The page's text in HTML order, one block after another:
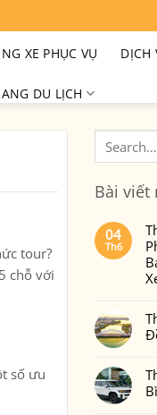
XE PHỤC VỤ DỊCH
DU LỊCH
tour?
chỗ với
số ưu
Bài viết
04
Th6
ở
7
Sài
ở